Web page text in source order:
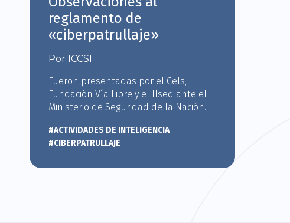
reglamento de
«ciberpatrullaje»
Por ICCSI
Fueron presentadas por el Cels,
Fundación Vía Libre y el Ilsed ante el
Ministerio de Seguridad de la Nación.
#ACTIVIDADES DE INTELIGENCIA
#CIBERPATRULLAJE